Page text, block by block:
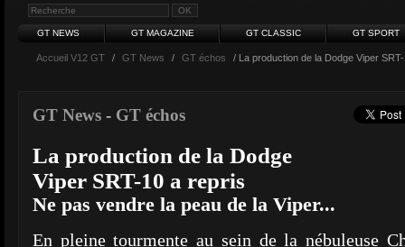
GT NEWS GT MAGAZINE GT CLASSIC GT SPORT
Accueil V12 GT / GT News / GT échos / La production de la Dodge Viper
GT News - GT échos
La production de la Dodge
Viper SRT-10 a repris
Ne pas vendre la peau de la Viper...
En pleine tourmente au sein de la nébuleuse